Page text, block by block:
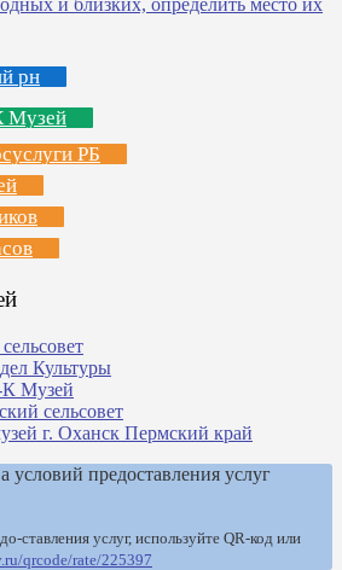
рн
Музей
РБ
Культуры
К Музей
сельсовет
г. Оханск Пермский край
условий предоставления услуг
ставления услуг, используйте QR-код или
qrcode/rate/225397